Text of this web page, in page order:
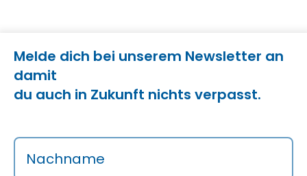
Melde dich bei unserem Newsletter an
damit
du auch in Zukunft nichts verpasst.
Nachname